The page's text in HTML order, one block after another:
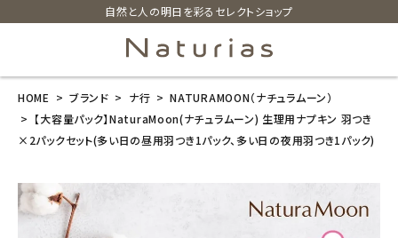
自然と人の明日を彩るセレクトショップ
search
HOME ブランド ナ行
NATURAMOON（ナチュラムーン）
【大容量パック】NaturaMoon(ナチュラムーン) 生理用ナプキン 羽つき
×2パックセット(多い日の昼用羽つき1パック、多い日の夜用羽つき1パック)